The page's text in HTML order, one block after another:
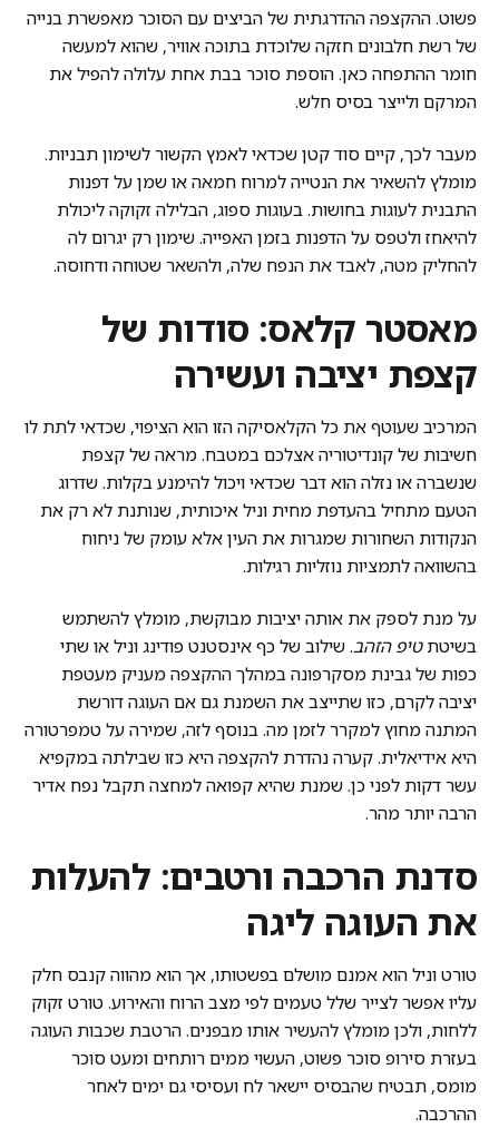
פשוט. ההקצפה ההדרגתית של הביצים עם הסוכר מאפשרת בנייה
של רשת חלבונים חזקה שלוכדת בתוכה אוויר, שהוא למעשה
חומר ההתפחה כאן. הוספת סוכר בבת אחת עלולה להפיל את
המרקם ולייצר בסיס חלש.
מעבר לכך, קיים סוד קטן שכדאי לאמץ הקשור לשימון תבניות.
מומלץ להשאיר את הנטייה למרוח חמאה או שמן על דפנות
התבנית לעוגות בחושות. בעוגות ספוג, הבלילה זקוקה ליכולת
להיאחז ולטפס על הדפנות בזמן האפייה. שימון רק יגרום לה
להחליק מטה, לאבד את הנפח שלה, ולהשאר שטוחה ודחוסה.
מאסטר קלאס: סודות של
קצפת יציבה ועשירה
המרכיב שעוטף את כל הקלאסיקה הזו הוא הציפוי, שכדאי לתת לו
חשיבות של קונדיטוריה אצלכם במטבח. מראה של קצפת
שנשברה או נזלה הוא דבר שכדאי ויכול להימנע בקלות. שדרוג
הטעם מתחיל בהעדפת מחית וניל איכותית, שנותנת לא רק את
הנקודות השחורות שמגרות את העין אלא עומק של ניחוח
בהשוואה לתמציות נוזליות רגילות.
על מנת לספק את אותה יציבות מבוקשת, מומלץ להשתמש
בשיטתטיפ הזהב. שילוב של כף אינסטנט פודינג וניל או שתי
כפות של גבינת מסקרפונה במהלך ההקצפה מעניק מעטפת
יציבה לקרם, כזו שתייצב את השמנת גם אם העוגה דורשת
המתנה מחוץ למקרר לזמן מה. בנוסף לזה, שמירה על טמפרטורה
היא אידיאלית. קערה נהדרת להקצפה היא כזו שבילתה במקפיא
עשר דקות לפני כן. שמנת שהיא קפואה למחצה תקבל נפח אדיר
הרבה יותר מהר.
סדנת הרכבה ורטבים: להעלות
את העוגה ליגה
טורט וניל הוא אמנם מושלם בפשטותו, אך הוא מהווה קנבס חלק
עליו אפשר לצייר שלל טעמים לפי מצב הרוח והאירוע. טורט זקוק
ללחות, ולכן מומלץ להעשיר אותו מבפנים. הרטבת שכבות העוגה
בעזרת סירופ סוכר פשוט, העשוי ממים רותחים ומעט סוכר
מומס, תבטיח שהבסיס יישאר לח ועסיסי גם ימים לאחר
ההרכבה.